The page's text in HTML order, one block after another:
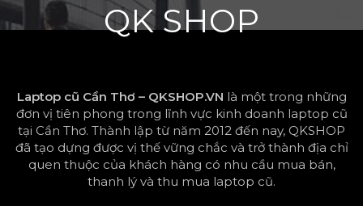
QK SHOP
Laptop cũ Cần Thơ – QKSHOP.VN là một trong những
đơn vị tiên phong trong lĩnh vực kinh doanh laptop cũ
tại Cần Thơ. Thành lập từ năm 2012 đến nay, QKSHOP
đã tạo dựng được vị thế vững chắc và trở thành địa chỉ
quen thuộc của khách hàng có nhu cầu mua bán,
thanh lý và thu mua laptop cũ.